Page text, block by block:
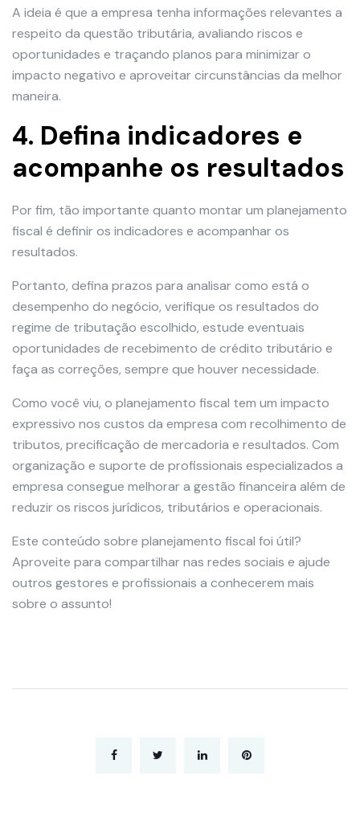
A ideia é que a empresa tenha informações relevantes a
respeito da questão tributária, avaliando riscos e
oportunidades e traçando planos para minimizar o
impacto negativo e aproveitar circunstâncias da melhor
maneira.
4. Defina indicadores e
acompanhe os resultados
Por fim, tão importante quanto montar um planejamento
fiscal é definir os indicadores e acompanhar os
resultados.
Portanto, defina prazos para analisar como está o
desempenho do negócio, verifique os resultados do
regime de tributação escolhido, estude eventuais
oportunidades de recebimento de crédito tributário e
faça as correções, sempre que houver necessidade.
Como você viu, o planejamento fiscal tem um impacto
expressivo nos custos da empresa com recolhimento de
tributos, precificação de mercadoria e resultados. Com
organização e suporte de profissionais especializados a
empresa consegue melhorar a gestão financeira além de
reduzir os riscos jurídicos, tributários e operacionais.
Este conteúdo sobre planejamento fiscal foi útil?
Aproveite para compartilhar nas redes sociais e ajude
outros gestores e profissionais a conhecerem mais
sobre o assunto!